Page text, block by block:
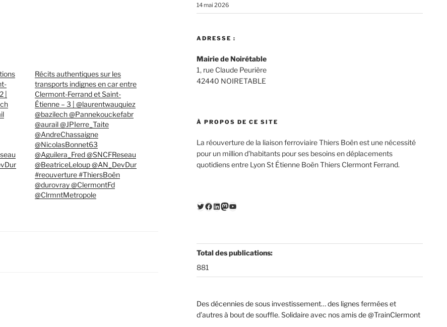
|
Récits authentiques sur les
transports indignes en car entre
Clermont-Ferrand et Saint-
Étienne – 3 | @laurentwauquiez
@bazilech @Pannekouckefabr
@aurail @JPIerre_Taite
@AndreChassaigne
@NicolasBonnet63
@Aguilera_Fred @SNCFReseau
@BeatriceLeloup @AN_DevDur
#reouverture #ThiersBoën
@durovray @ClermontFd
@ClrmntMetropole
14 mai 2026
ADRESSE :
Mairie de Noirétable
1, rue Claude Peurière
42440 NOIRETABLE
À PROPOS DE CE SITE
La réouverture de la liaison ferroviaire Thiers Boën est une nécessité
pour un million d’habitants pour ses besoins en déplacements
quotidiens entre Lyon St Étienne Boën Thiers Clermont Ferrand.
Twitter
Facebook
LinkedIn
Mastodon
YouTube
Total des publications:
881
Des décennies de sous investissement… des lignes fermées et
d’autres à bout de souffle. Solidaire avec nos amis de @TrainClermont